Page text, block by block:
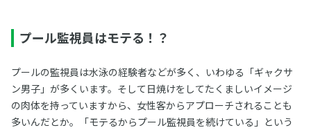
プール監視員はモテる！？
プールの監視員は水泳の経験者などが多く、いわゆる「ギャクサ
ン男子」が多くいます。そして日焼けをしてたくましいイメージ
の肉体を持っていますから、女性客からアプローチされることも
多いんだとか。「モテるからプール監視員を続けている」という